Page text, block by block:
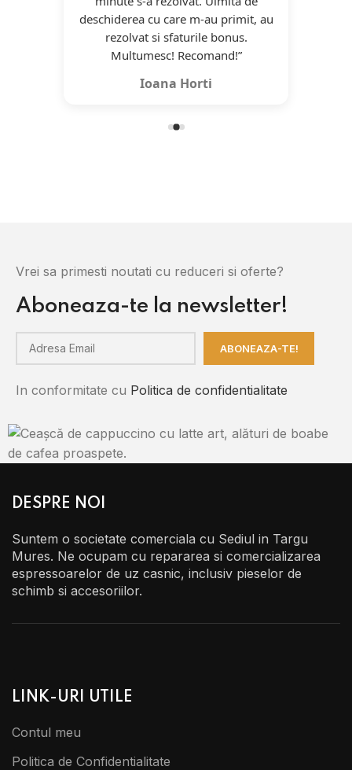
deschiderea cu care m-au primit, au
rezolvat si sfaturile bonus.
Multumesc! Recomand!”
Ioana Horti
Vrei sa primesti noutati cu reduceri si oferte?
Aboneaza-te la newsletter!
In conformitate cu Politica de confidentialitate
DESPRE NOI
Suntem o societate comerciala cu Sediul in Targu
Mures. Ne ocupam cu repararea si comercializarea
espressoarelor de uz casnic, inclusiv pieselor de
schimb si accesoriilor.
LINK-URI UTILE
Contul meu
Politica de Confidentialitate